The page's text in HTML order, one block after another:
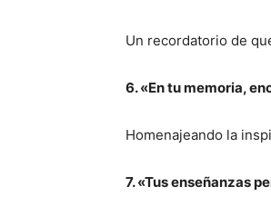
Un recordatorio de
6. «En tu memoria,
Homenajeando la
7. «Tus enseñanzas